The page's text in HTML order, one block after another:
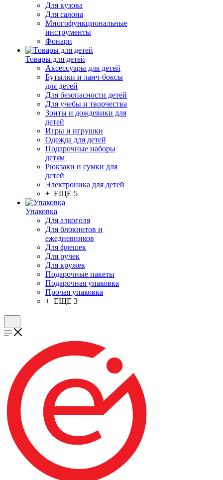
Для кузова
Для салона
Многофункциональные
инструменты
Фонари
Товары для детей
Аксессуары для детей
Бутылки и ланч-боксы
для детей
Для безопасности детей
Для учебы и творчества
Зонты и дождевики для
детей
Игры и игрушки
Одежда для детей
Подарочные наборы
детям
Рюкзаки и сумки для
детей
Электроника для детей
+ ЕЩЕ 5
Упаковка
Для алкоголя
Для блокнотов и
ежедневников
Для флешек
Для ручек
Для кружек
Подарочные пакеты
Подарочная упаковка
Прочая упаковка
+ ЕЩЕ 3